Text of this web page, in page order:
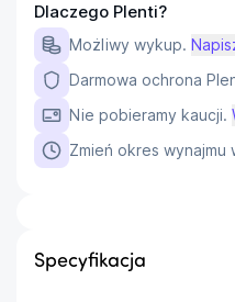
Dlaczego Plenti?
Możliwy wykup.
Darmowa ochrona
Nie pobieramy kaucji.
Zmień okres wynajmu
Specyfikacja